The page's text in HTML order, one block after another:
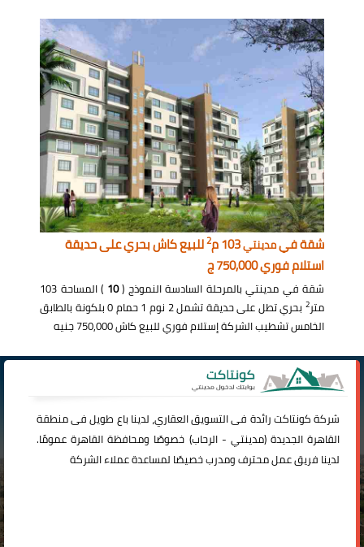
شقة فيمدينتي 2للبيع كاش بحري على حديقة
استلام فوري 750,000 ج
شقة في مدينتي بالمرحلة السادسة النموذج (10
) المساحة 103
متر2
بحري تطل على حديقة تشمل 2 نوم 1 حمام 0 بلكونة بالطابق
الخامس تشطيب الشركة إستلام فوري للبيع كاش 750,000 جنيه
شركةكونتاكترائدة فى التسويق العقاري، لدينا باع طويل فى منطقة
القاهرة الجديدة (مدينتي -الرحاب) خصوصًا ومحافظة القاهرة عمومًا.
لدينا فريق عمل محترف ومدرب خصيصًا لمساعدة عملاء الشركة